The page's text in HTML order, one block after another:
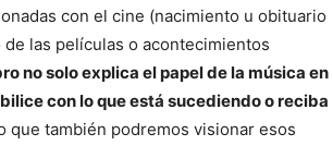
con el cine (nacimiento u obituario
las películas o acontecimientos
no solo explica el papel de la música en
con lo que está sucediendo o reciba
que también podremos visionar esos